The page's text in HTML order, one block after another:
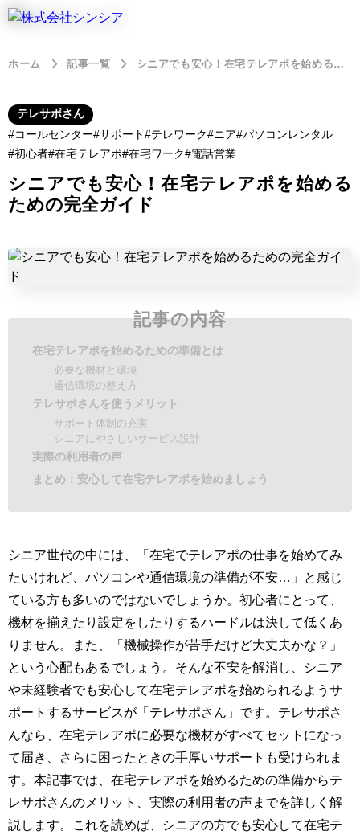
ホーム 記事一覧 シニアでも安心！在宅テレアポを始めるための完全ガイド
テレサポさん
コールセンター サポート テレワーク ニア パソコンレンタル
初心者 在宅テレアポ 在宅ワーク 電話営業
シニアでも安心！在宅テレアポを始める
ための完全ガイド
記事の内容
在宅テレアポを始めるための準備とは
必要な機材と環境
通信環境の整え方
テレサポさんを使うメリット
サポート体制の充実
シニアにやさしいサービス設計
実際の利用者の声
まとめ：安心して在宅テレアポを始めましょう
シニア世代の中には、「在宅でテレアポの仕事を始めてみ
たいけれど、パソコンや通信環境の準備が不安…」と感じ
ている方も多いのではないでしょうか。初心者にとって、
機材を揃えたり設定をしたりするハードルは決して低くあ
りません。また、「機械操作が苦手だけど大丈夫かな？」
という心配もあるでしょう。そんな不安を解消し、シニア
や未経験者でも安心して在宅テレアポを始められるようサ
ポートするサービスが「テレサポさん」です。テレサポさ
んなら、在宅テレアポに必要な機材がすべてセットになっ
て届き、さらに困ったときの手厚いサポートも受けられま
す。本記事では、在宅テレアポを始めるための準備からテ
レサポさんのメリット、実際の利用者の声までを詳しく解
説します。これを読めば、シニアの方でも安心して在宅テ